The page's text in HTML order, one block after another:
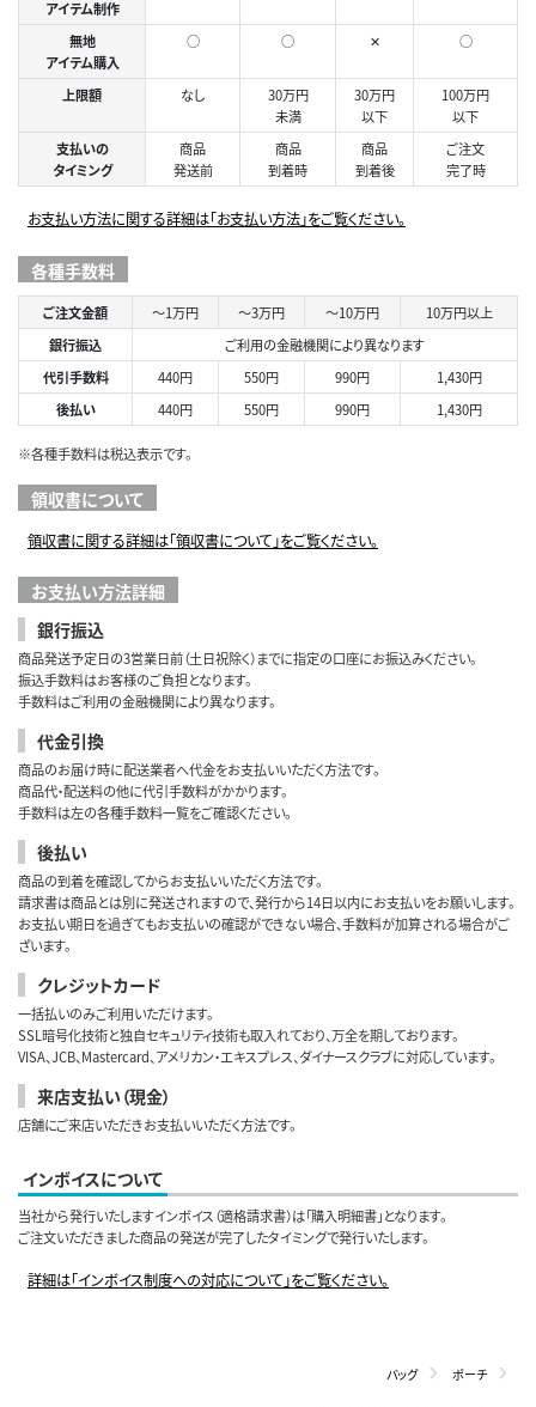
アイテム制作
無地
アイテム購入
○ ○ ✕ ○
上限額 なし
30万円
未満
30万円
以下
100万円
以下
支払いの
タイミング
商品
発送前
商品
到着時
商品
到着後
ご注文
完了時
お支払い方法に関する詳細は「お支払い方法」をご覧ください。
各種手数料
ご注文金額 ～1万円 ～3万円 ～10万円
10万円以上
銀行振込
ご利用の金融機関により異なります
代引手数料
440円 550円 990円
1,430円
後払い
440円 550円 990円 1,430円
※各種手数料は税込表示です。
領収書について
領収書に関する詳細は「領収書について」をご覧ください。
お支払い方法詳細
銀行振込
商品発送予定日の3営業日前（土日祝除く）までに指定の口座にお振込みください。
振込手数料はお客様のご負担となります。
手数料はご利用の金融機関により異なります。
代金引換
商品のお届け時に配送業者へ代金をお支払いいただく方法です。
商品代・配送料の他に代引手数料がかかります。
手数料は左の各種手数料一覧をご確認ください。
後払い
商品の到着を確認してからお支払いいただく方法です。
請求書は商品とは別に発送されますので、発行から14日以内にお支払いをお願いします。
お支払い期日を過ぎてもお支払いの確認ができない場合、手数料が加算される場合がご
ざいます。
クレジットカード
一括払いのみご利用いただけます。
SSL暗号化技術と独自セキュリティ技術も取入れており、万全を期しております。
VISA、JCB、Mastercard、アメリカン・エキスプレス、ダイナースクラブに対応しています。
来店支払い（現金）
店舗にご来店いただきお支払いいただく方法です。
インボイスについて
当社から発行いたしますインボイス（適格請求書）は「購入明細書」となります。
ご注文いただきました商品の発送が完了したタイミングで発行いたします。
詳細は「インボイス制度への対応について」をご覧ください。
バッグ ポーチ